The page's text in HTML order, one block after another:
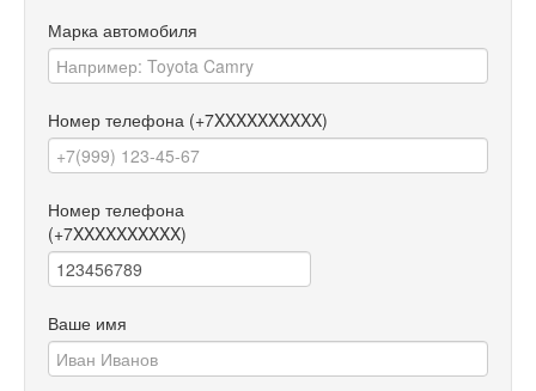
Марка автомобиля
Номер телефона (+7XXXXXXXXXX)
Номер телефона
(+7XXXXXXXXXX)
Ваше имя